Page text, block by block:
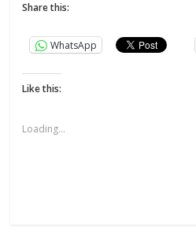
Share this:
WhatsApp
Like this:
Loading...